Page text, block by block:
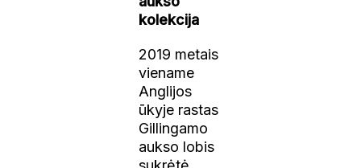
kolekcija
2019 metais
viename
Anglijos
ūkyje rastas
Gillingamo
aukso lobis